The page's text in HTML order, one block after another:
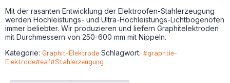
Mit der rasanten Entwicklung der Elektroofen-Stahlerzeugung
werden Hochleistungs- und Ultra-Hochleistungs-Lichtbogenöfen
immer beliebter. Wir produzieren und liefern Graphitelektroden
mit Durchmessern von 250-600 mm mit Nippeln.
Kategorie: Graphit-Elektrode Schlagwort: #graphtie-
Elektrode#eaf#Stahlerzeugung